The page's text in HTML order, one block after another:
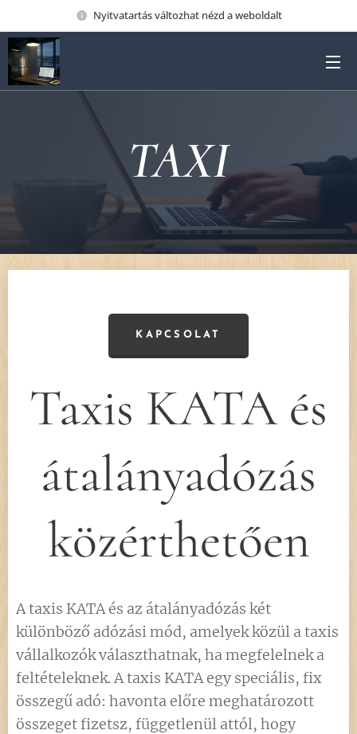
Nyitvatartás változhat nézd a weboldalt
TAXI
KAPCSOLAT
Taxis KATA és
átalányadózás
közérthetően
A taxis KATA és az átalányadózás két
különböző adózási mód, amelyek közül a taxis
vállalkozók választhatnak, ha megfelelnek a
feltételeknek. A taxis KATA egy speciális, fix
összegű adó: havonta előre meghatározott
összeget fizetsz, függetlenül attól, hogy